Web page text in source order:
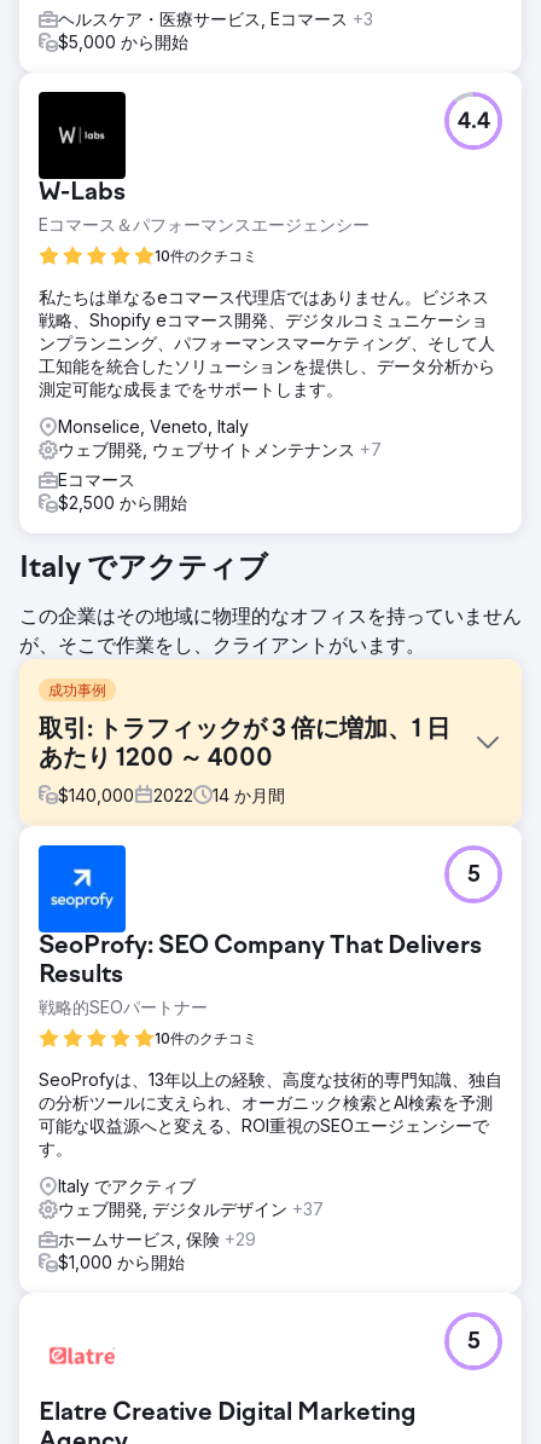
ヘルスケア・医療サービス, Eコマース +3
$5,000 から開始
W-Labs
Eコマース＆パフォーマンスエージェンシー
10件のクチコミ
4.4
私たちは単なるeコマース代理店ではありません。ビジネス
戦略、Shopify eコマース開発、デジタルコミュニケーショ
ンプランニング、パフォーマンスマーケティング、そして人
工知能を統合したソリューションを提供し、データ分析から
測定可能な成長までをサポートします。
Monselice, Veneto, Italy
ウェブ開発, ウェブサイトメンテナンス +7
Eコマース
$2,500 から開始
Italy でアクティブ
この企業はその地域に物理的なオフィスを持っていません
が、そこで作業をし、クライアントがいます。
成功事例
取引: トラフィックが 3 倍に増加、1 日
あたり 1200 ～ 4000
$140,000 2022 14 か月間
主な課題は、確立されたオンライン取引レビュー Web サイ
トを回復することでした。クライアントのトラフィックは 2
年間にわたって減少していました。主な目標は、何が間違っ
ているのかを理解し、修正し、Google からのオーガニック
トラフィックを増やすことで戦略を実行することでした。
ソリューション
主な問題は次のとおりです。 - 技術的な問題 (言語バージョ
関連性の高い強力なリンクの欠如 - 構造と内部リンク 問題を
修正した後、トラフィックはほぼ同じレベルに回復しまし
た。それから私たちは戦略を実行することに集中しました。
結果
プロジェクトに取り組んでから 14 か月間で、トラフィック
は 3 倍以上に増加しました。 - 1 日あたり 1,200 クリック
(Google Search Console) - 1 日あたり 4000 以上のクリッ
ク (Google Search Console) に 私たちはコンバージョンに
も貢献し、その結果、 FTD (初回預金者) が 2.5 倍に増加
SeoProfy: SEO Company That Delivers
Results
戦略的SEOパートナー
10件のクチコミ
5
SeoProfyは、13年以上の経験、高度な技術的専門知識、独自
の分析ツールに支えられ、オーガニック検索とAI検索を予測
可能な収益源へと変える、ROI重視のSEOエージェンシーで
す。
Italy でアクティブ
ウェブ開発, デジタルデザイン +37
ホームサービス, 保険 +29
$1,000 から開始
Elatre Creative Digital Marketing
5